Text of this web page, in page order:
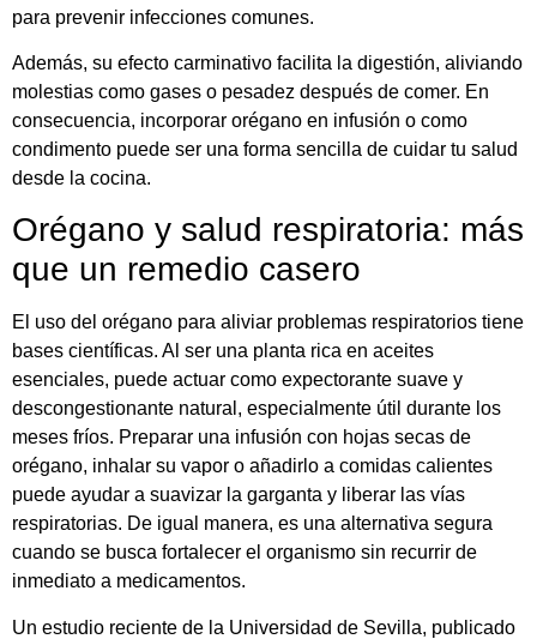
para prevenir infecciones comunes.
Además, su efecto carminativo facilita la digestión, aliviando
molestias como gases o pesadez después de comer. En
consecuencia, incorporar orégano en infusión o como
condimento puede ser una forma sencilla de cuidar tu salud
desde la cocina.
Orégano y salud respiratoria: más
que un remedio casero
El uso del orégano para aliviar problemas respiratorios tiene
bases científicas. Al ser una planta rica en aceites
esenciales, puede actuar como expectorante suave y
descongestionante natural, especialmente útil durante los
meses fríos. Preparar una infusión con hojas secas de
orégano, inhalar su vapor o añadirlo a comidas calientes
puede ayudar a suavizar la garganta y liberar las vías
respiratorias. De igual manera, es una alternativa segura
cuando se busca fortalecer el organismo sin recurrir de
inmediato a medicamentos.
Un estudio reciente de la Universidad de Sevilla, publicado